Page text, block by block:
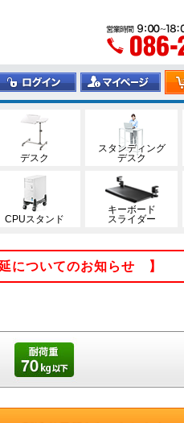
デスク
スタンディング
デスク
CPUスタンド
キーボード
スライダー
についてのお知らせ 】